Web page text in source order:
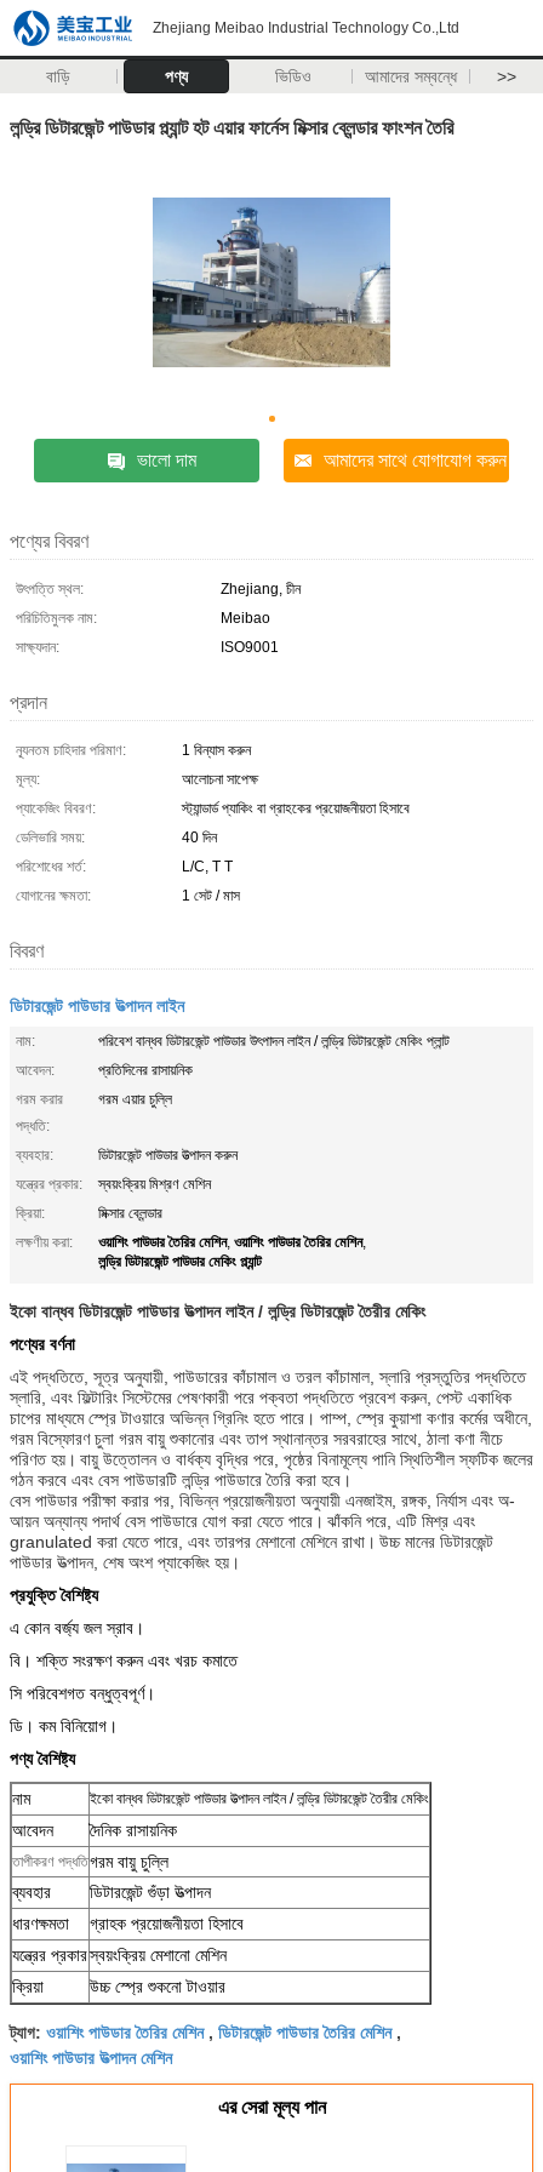
Zhejiang Meibao Industrial Technology Co.,Ltd
বাড়ি পণ্য ভিডিও আমাদের সম্বন্ধে >>
লন্ড্রি ডিটারজেন্ট পাউডার প্ল্যান্ট হট এয়ার ফার্নেস মিক্সার ব্লেন্ডার ফাংশন তৈরি
ভালো দাম আমাদের সাথে যোগাযোগ করুন
পণ্যের বিবরণ
উৎপত্তি স্থল:
Zhejiang, চীন
পরিচিতিমুলক নাম:
Meibao
সাক্ষ্যদান:
ISO9001
প্রদান
ন্যূনতম চাহিদার পরিমাণ:
1 বিন্যাস করুন
মূল্য:
আলোচনা সাপেক্ষ
প্যাকেজিং বিবরণ:
স্ট্যান্ডার্ড প্যাকিং বা গ্রাহকের প্রয়োজনীয়তা হিসাবে
ডেলিভারি সময়:
40 দিন
পরিশোধের শর্ত:
L/C, T T
যোগানের ক্ষমতা:
1 সেট / মাস
বিবরণ
ডিটারজেন্ট পাউডার উত্পাদন লাইন
নাম:
পরিবেশ বান্ধব ডিটারজেন্ট পাউডার উৎপাদন লাইন / লন্ড্রি ডিটারজেন্ট মেকিং প্লান্ট
আবেদন:
প্রতিদিনের রাসায়নিক
গরম করার
পদ্ধতি:
গরম এয়ার চুল্লি
ব্যবহার:
ডিটারজেন্ট পাউডার উত্পাদন করুন
যন্ত্রের প্রকার:
স্বয়ংক্রিয় মিশ্রণ মেশিন
ক্রিয়া:
মিক্সার ব্লেন্ডার
লক্ষণীয় করা:
ওয়াশিং পাউডার তৈরির মেশিন, ওয়াশিং পাউডার তৈরির মেশিন,
লন্ড্রি ডিটারজেন্ট পাউডার মেকিং প্ল্যান্ট
ইকো বান্ধব ডিটারজেন্ট পাউডার উত্পাদন লাইন / লন্ড্রি ডিটারজেন্ট তৈরীর মেকিং
পণ্যের বর্ণনা
এই পদ্ধতিতে, সূত্র অনুযায়ী, পাউডারের কাঁচামাল ও তরল কাঁচামাল, স্লারি প্রস্তুতির পদ্ধতিতে
স্লারি, এবং ফিল্টারিং সিস্টেমের পেষণকারী পরে পক্বতা পদ্ধতিতে প্রবেশ করুন, পেস্ট একাধিক
চাপের মাধ্যমে স্প্রে টাওয়ারে অভিন্ন গ্রিনিং হতে পারে। পাম্প, স্প্রে কুয়াশা কণার কর্মের অধীনে,
গরম বিস্ফোরণ চুলা গরম বায়ু শুকানোর এবং তাপ স্থানান্তর সরবরাহের সাথে, ঠালা কণা নীচে
পরিণত হয়। বায়ু উত্তোলন ও বার্ধক্য বৃদ্ধির পরে, পৃষ্ঠের বিনামূল্যে পানি স্থিতিশীল স্ফটিক জলের
গঠন করবে এবং বেস পাউডারটি লন্ড্রি পাউডারে তৈরি করা হবে।
বেস পাউডার পরীক্ষা করার পর, বিভিন্ন প্রয়োজনীয়তা অনুযায়ী এনজাইম, রঙ্গক, নির্যাস এবং অ-
আয়ন অন্যান্য পদার্থ বেস পাউডারে যোগ করা যেতে পারে। ঝাঁকনি পরে, এটি মিশ্র এবং
granulated করা যেতে পারে, এবং তারপর মেশানো মেশিনে রাখা। উচ্চ মানের ডিটারজেন্ট
পাউডার উত্পাদন, শেষ অংশ প্যাকেজিং হয়।
প্রযুক্তি বৈশিষ্ট্য
এ কোন বর্জ্য জল স্রাব।
বি। শক্তি সংরক্ষণ করুন এবং খরচ কমাতে
সি পরিবেশগত বন্ধুত্বপূর্ণ।
ডি। কম বিনিয়োগ।
পণ্য বৈশিষ্ট্য
নাম ইকো বান্ধব ডিটারজেন্ট পাউডার উত্পাদন লাইন / লন্ড্রি ডিটারজেন্ট তৈরীর মেকিং
আবেদন দৈনিক রাসায়নিক
তাপীকরণ পদ্ধতিগরম বায়ু চুল্লি
ব্যবহার
ডিটারজেন্ট গুঁড়া উত্পাদন
ধারণক্ষমতা
গ্রাহক প্রয়োজনীয়তা হিসাবে
যন্ত্রের প্রকারস্বয়ংক্রিয় মেশানো মেশিন
ক্রিয়া
উচ্চ স্প্রে শুকনো টাওয়ার
ট্যাগ: ওয়াশিং পাউডার তৈরির মেশিন, ডিটারজেন্ট পাউডার তৈরির মেশিন,
ওয়াশিং পাউডার উত্পাদন মেশিন
এর সেরা মূল্য পান